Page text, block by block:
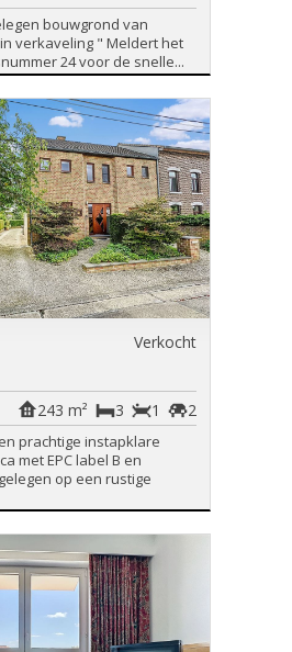
bouwgrond van
verkaveling " Meldert het
24 voor de snelle...
Verkocht
2
1
3
243 m²
prachtige instapklare
met EPC label B en
op een rustige